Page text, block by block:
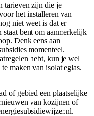
tarieven zijn die je
het installeren van
niet weet is dat er
staat bent om aanmerkelijk
Denk eens aan
momenteel.
hebt, kun je wel
maken van isolatieglas.
of gebied een plaatselijke
van kozijnen of